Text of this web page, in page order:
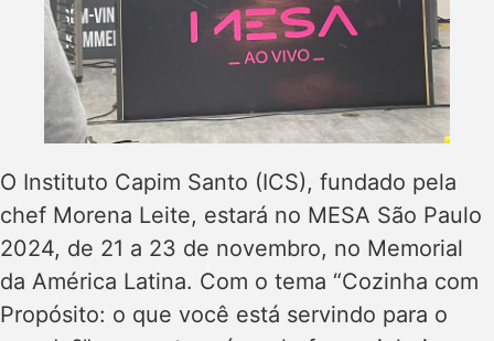
O Instituto Capim Santo (ICS), fundado pela
chef Morena Leite, estará no MESA São Paulo
2024, de 21 a 23 de novembro, no Memorial
da América Latina. Com o tema “Cozinha com
Propósito: o que você está servindo para o